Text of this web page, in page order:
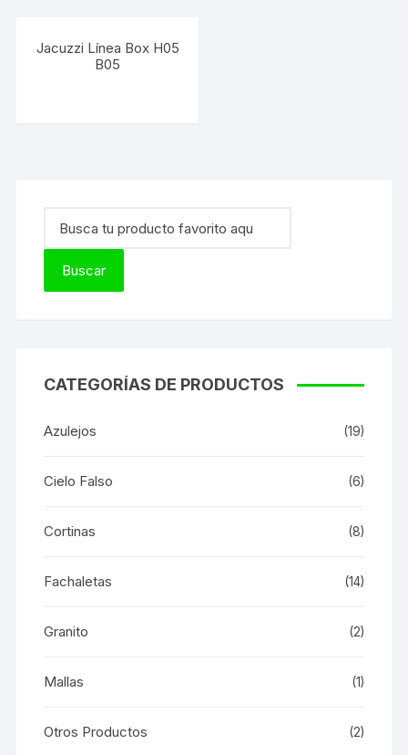
Jacuzzi Línea Box H05
B05
CATEGORÍAS DE PRODUCTOS
Azulejos (19)
Cielo Falso (6)
Cortinas (8)
Fachaletas (14)
Granito (2)
Mallas (1)
Otros Productos (2)